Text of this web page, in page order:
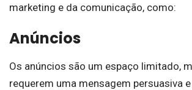
marketing e da comunicação, como:
Anúncios
Os anúncios são um espaço limitado,
requerem uma mensagem persuasiva